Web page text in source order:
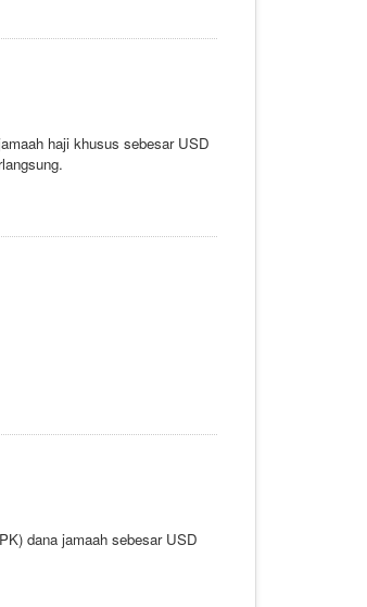
haji khusus sebesar USD
dana jamaah sebesar USD